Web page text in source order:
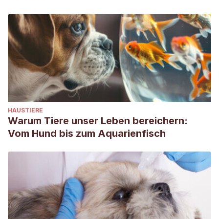
Valderrama, J. C., Martínez-Raga, J., & Sancho, A. (2000).
La buprenorfina. Trastornos adictivos, 2(2), 94-98.
Anestesia y analgesia en el perro y el gato. Recogido el 10
de julio en
http://www.colvema.org/WV_descargas/resumenanestesia-
03062009230243.pdf
HAUSTIERE
Warum Tiere unser Leben bereichern:
Vom Hund bis zum Aquarienfisch